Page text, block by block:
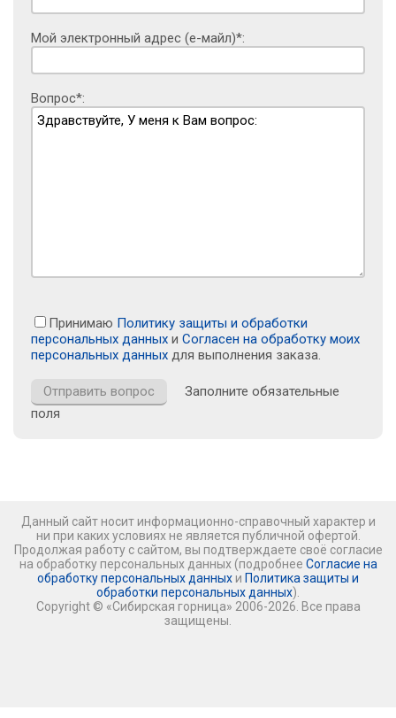
Мой электронный адрес (е-майл)*:
Вопрос*:
Принимаю Политику защиты и обработки
персональных данных и Согласен на обработку моих
персональных данных для выполнения заказа.
Заполните обязательные
поля
Данный сайт носит информационно-справочный характер и
ни при каких условиях не является публичной офертой.
Продолжая работу с сайтом, вы подтверждаете своё согласие
на обработку персональных данных (подробнее Согласие на
обработку персональных данных и Политика защиты и
обработки персональных данных).
Copyright © «Сибирская горница» 2006-2026. Все права
защищены.